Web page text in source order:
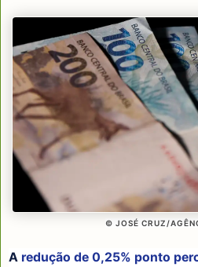
© JOSÉ CRUZ/
A redução de 0,25% ponto